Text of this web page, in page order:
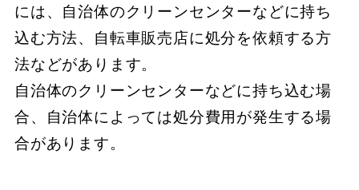
には、​​自治体のクリーンセンターなどに持ち
込む方法、​​自転車販売店に処分を依頼する方
法などがあります。
​​自治体のクリーンセンターなどに持ち込む場
合、​​自治体によっては処分費用が発生する場
合があります。